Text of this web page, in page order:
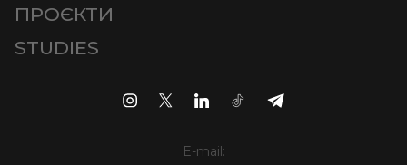
ПРОЄКТИ
STUDIES
E-mail: